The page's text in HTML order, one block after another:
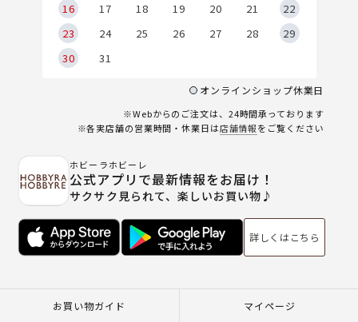
16
17 18 19 20 21
22
23
24 25 26 27 28
29
30
31
オンラインショップ休業日
※Webからのご注文は、24時間承っております
※各実店舗の営業時間・休業日は店舗情報をご覧ください
ホビーラホビーレ
公式アプリで最新情報をお届け！
サクサク見られて、楽しいお買い物♪
詳しくはこちら
お買い物ガイド マイページ